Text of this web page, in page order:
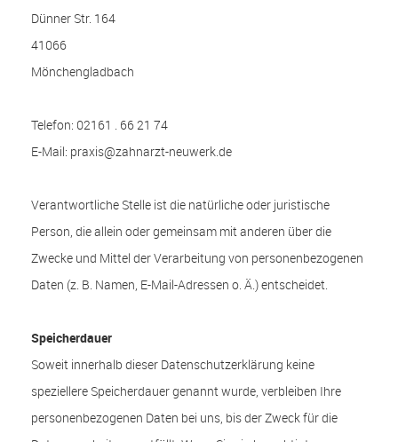
Dünner Str. 164
41066
Mönchengladbach
Telefon: 02161 . 66 21 74
E-Mail: praxis@zahnarzt-neuwerk.de
Verantwortliche Stelle ist die natürliche oder juristische
Person, die allein oder gemeinsam mit anderen über die
Zwecke und Mittel der Verarbeitung von personenbezogenen
Daten (z. B. Namen, E-Mail-Adressen o. Ä.) entscheidet.
Speicherdauer
Soweit innerhalb dieser Datenschutzerklärung keine
speziellere Speicherdauer genannt wurde, verbleiben Ihre
personenbezogenen Daten bei uns, bis der Zweck für die